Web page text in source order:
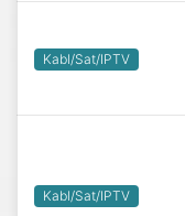
Kabl/Sat/IPTV
Kabl/Sat/IPTV